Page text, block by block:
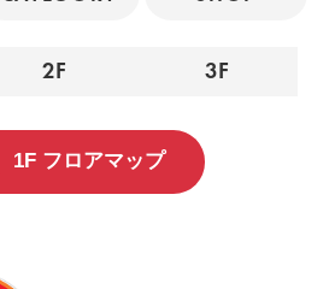
2F 3F
1F フロアマップ